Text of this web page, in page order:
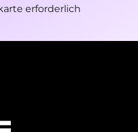
erforderlich